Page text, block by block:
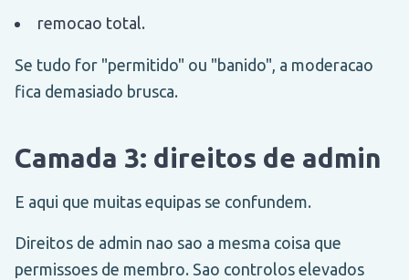
remocao total.
Se tudo for "permitido" ou "banido", a moderacao
fica demasiado brusca.
Camada 3: direitos de admin
E aqui que muitas equipas se confundem.
Direitos de admin nao sao a mesma coisa que
permissoes de membro. Sao controlos elevados